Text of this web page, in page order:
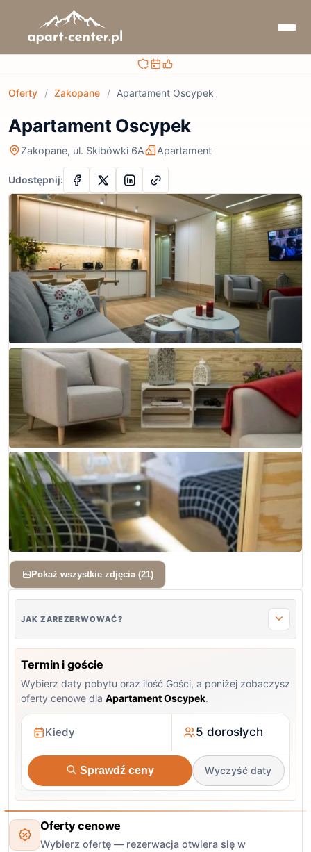
Bezpieczna rezerwacja
Sprawdzaj terminy i ceny
Obsługa przed i po rezerwacji
Oferty / Zakopane / Apartament Oscypek
Apartament Oscypek
Zakopane, ul. Skibówki 6A Apartament
Udostępnij:
+ 18 zdjęć
Pokaż wszystkie zdjęcia (21)
JAK ZAREZERWOWAĆ?
Termin i goście
Wybierz daty pobytu oraz ilość Gości, a poniżej zobaczysz
oferty cenowe dla Apartament Oscypek.
5 dorosłych
Sprawdź ceny Wyczyść daty
Oferty cenowe
Wybierz ofertę — rezerwacja otwiera się w